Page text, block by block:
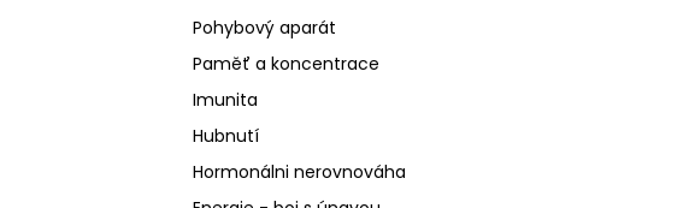
Pohybový aparát
Paměť a koncentrace
Imunita
Hubnutí
Hormonálni nerovnováha